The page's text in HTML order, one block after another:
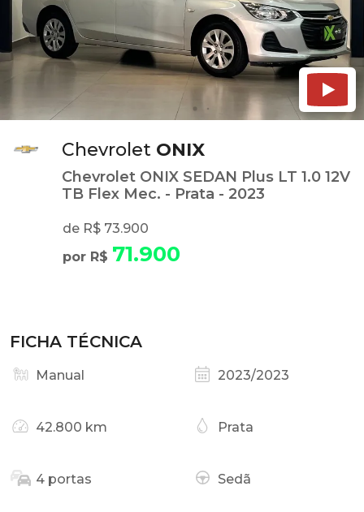
Chevrolet ONIX
Chevrolet ONIX SEDAN Plus LT 1.0 12V
TB Flex Mec. - Prata - 2023
de R$ 73.900
por R$ 71.900
FICHA TÉCNICA
Manual 2023/2023
42.800 km Prata
4 portas Sedã